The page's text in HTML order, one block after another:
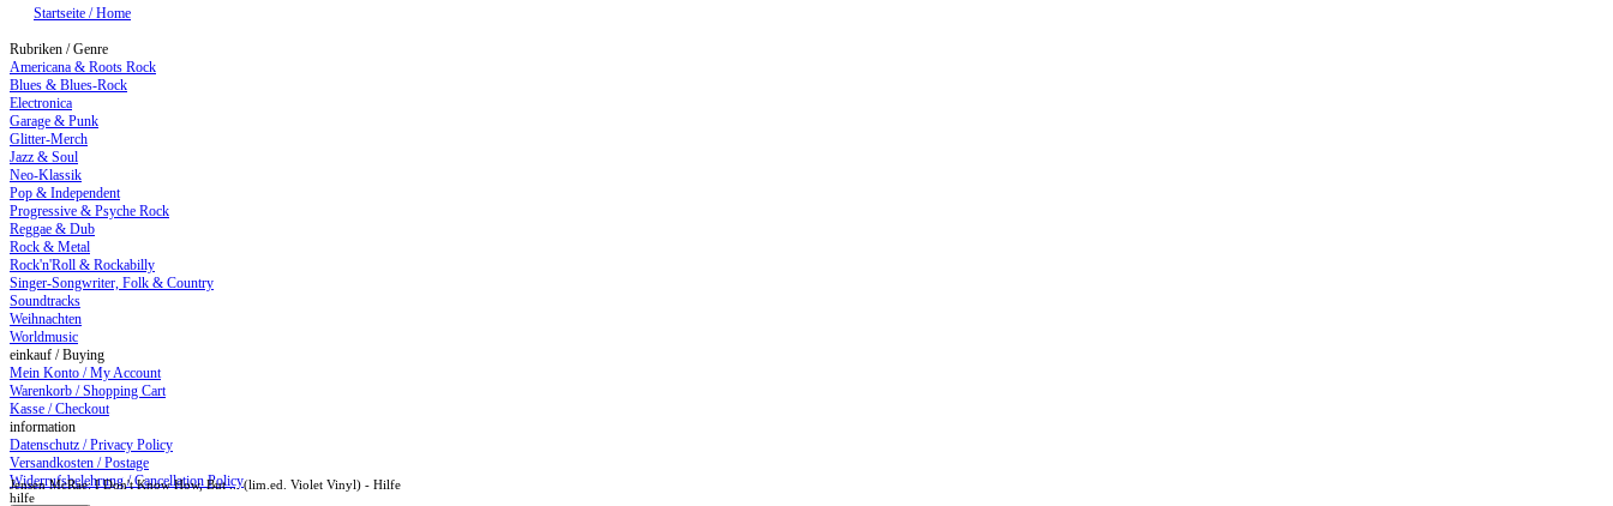
Startseite / Home
Rubriken / Genre
Americana & Roots Rock
Blues & Blues-Rock
Electronica
Garage & Punk
Glitter-Merch
Jazz & Soul
Neo-Klassik
Pop & Independent
Progressive & Psyche Rock
Reggae & Dub
Rock & Metal
Rock'n'Roll & Rockabilly
Singer-Songwriter, Folk & Country
Soundtracks
Weihnachten
Worldmusic
einkauf / Buying
Mein Konto / My Account
Warenkorb / Shopping Cart
Kasse / Checkout
information
Datenschutz / Privacy Policy
Versandkosten / Postage
Widerrufsbelehrung / Cancellation Policy
Jensen McRae: I Don't Know How, But ... (lim.ed. Violet Vinyl) - Hilfe
hilfe